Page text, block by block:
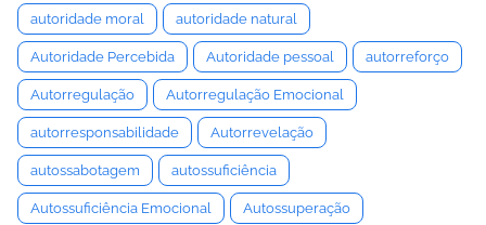
autoridade moral autoridade natural
Autoridade Percebida Autoridade pessoal autorreforço
Autorregulação Autorregulação Emocional
autorresponsabilidade Autorrevelação
autossabotagem autossuficiência
Autossuficiência Emocional Autossuperação